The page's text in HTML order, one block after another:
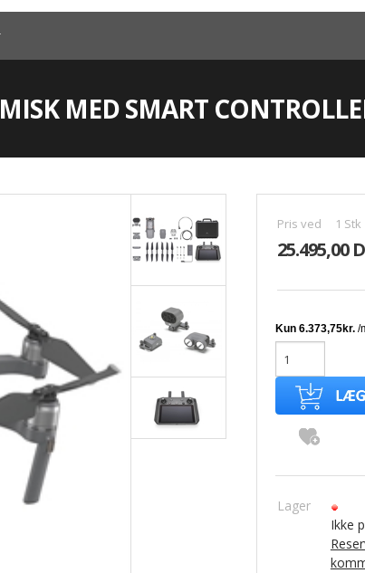
MED SMART
Pris ved 1 Stk
25.495,00
Lager
Ikke